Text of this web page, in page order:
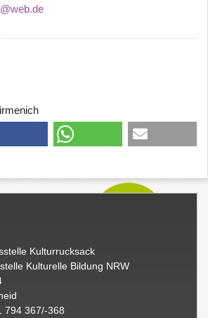
Kulturrucksack
Kulturelle Bildung NRW
794 367/-368